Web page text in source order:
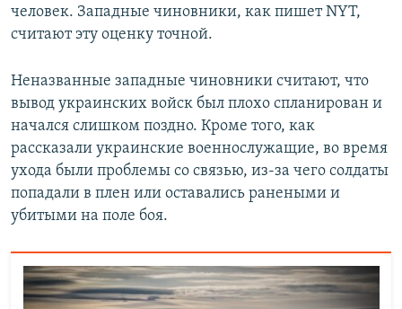
человек. Западные чиновники, как пишет NYT,
считают эту оценку точной.
Неназванные западные чиновники считают, что
вывод украинских войск был плохо спланирован и
начался слишком поздно. Кроме того, как
рассказали украинские военнослужащие, во время
ухода были проблемы со связью, из-за чего солдаты
попадали в плен или оставались ранеными и
убитыми на поле боя.